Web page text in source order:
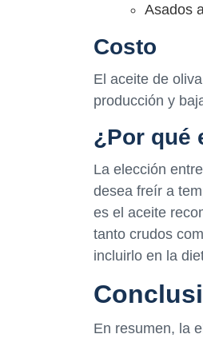
Asados
Costo
El aceite de
producción y
¿Por qué
La elección
desea freír a
es el aceite
tanto crudos
incluirlo en la
En resumen, la